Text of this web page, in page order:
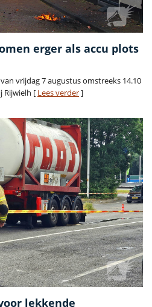
erger als accu plots
vrijdag 7 augustus omstreeks 14.10
Rijwielh [ Lees verder]
lekkende